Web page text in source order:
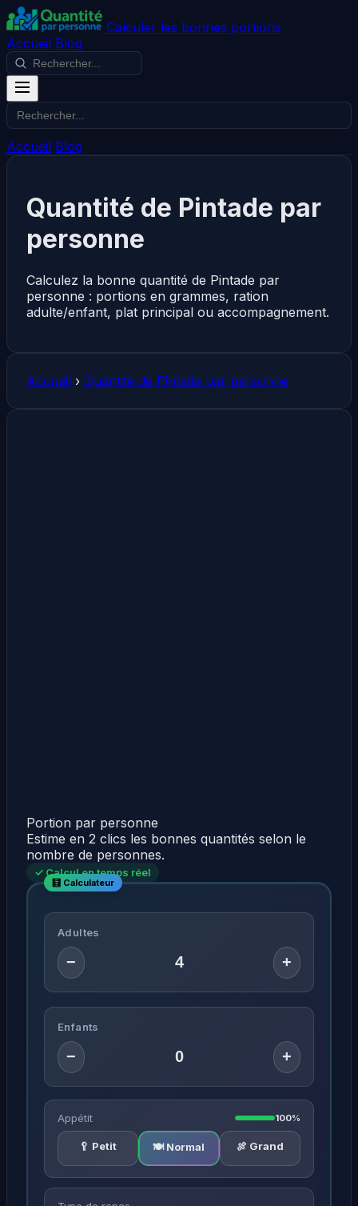
Calculer les bonnes portions
Accueil Blog
Accueil Blog
Quantité de Pintade par
personne
Calculez la bonne quantité de Pintade par
personne : portions en grammes, ration
adulte/enfant, plat principal ou accompagnement.
Accueil › Quantité de Pintade par personne
Portion par personne
Estime en 2 clics les bonnes quantités selon le
nombre de personnes.
✓ Calcul en temps réel
Adultes
− +
Enfants
− +
Appétit 100%
🥄 Petit 🍽️ Normal 🍖 Grand